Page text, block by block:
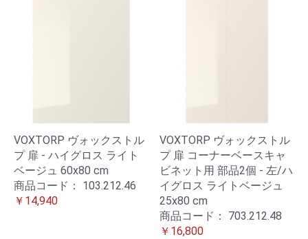
VOXTORP ヴォックストル
プ 扉 - ハイグロス ライト
ベージュ 60x80 cm
商品コード： 103.212.46
￥14,940
VOXTORP ヴォックストル
プ 扉 コーナーベースキャ
ビネット用 部品2個 - 左/ハ
イグロス ライトベージュ
25x80 cm
商品コード： 703.212.48
￥16,800